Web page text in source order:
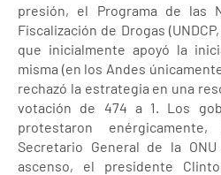
presión, el Programa de las
Fiscalización de Drogas
que inicialmente apoyó la
misma (en los Andes
rechazó la estrategia en una
votación de 474 a 1. Los
protestaron
Secretario General de la
ascenso, el presidente